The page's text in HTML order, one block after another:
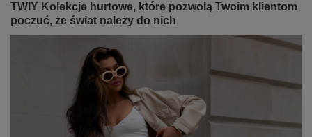
TWIY Kolekcje hurtowe, które pozwolą Twoim klientom
poczuć, że świat należy do nich